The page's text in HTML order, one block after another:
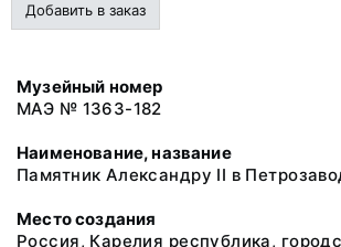
Добавить в заказ
Музейный номер
МАЭ № 1363-182
Наименование, название
Памятник Александру II в
Место создания
Россия, Карелия республика,